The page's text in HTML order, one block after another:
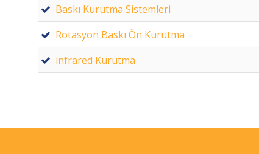
Baskı Kurutma Sistemleri
Rotasyon Baskı Ön Kurutma
infrared Kurutma